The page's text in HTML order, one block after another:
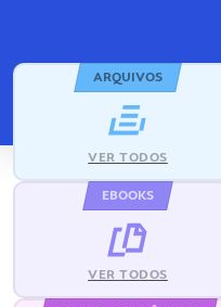
ARQUIVOS
VER TODOS
EBOOKS
VER TODOS